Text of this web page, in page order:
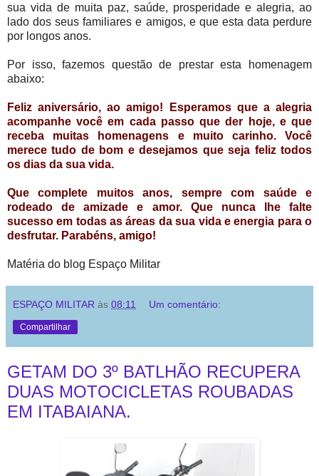
sua vida de muita paz, saúde, prosperidade e alegria, ao
lado dos seus familiares e amigos, e que esta data perdure
por longos anos.
Por isso, fazemos questão de prestar esta homenagem
abaixo:
Feliz aniversário, ao amigo! Esperamos que a alegria
acompanhe você em cada passo que der hoje, e que
receba muitas homenagens e muito carinho. Você
merece tudo de bom e desejamos que seja feliz todos
os dias da sua vida.
Que complete muitos anos, sempre com saúde e
rodeado de amizade e amor. Que nunca lhe falte
sucesso em todas as áreas da sua vida e energia para o
desfrutar. Parabéns, amigo!
Matéria do blog Espaço Militar
ESPAÇO MILITAR às 08:11 Um comentário:
Compartilhar
GETAM DO 3º BATLHÃO RECUPERA
DUAS MOTOCICLETAS ROUBADAS
EM ITABAIANA.